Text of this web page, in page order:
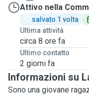
Attivo nella
salvato 1 volta
Ultima attività
circa 8 ore fa
Ultimo contatto
2 giorni fa
Informazioni su
Sono una giovane